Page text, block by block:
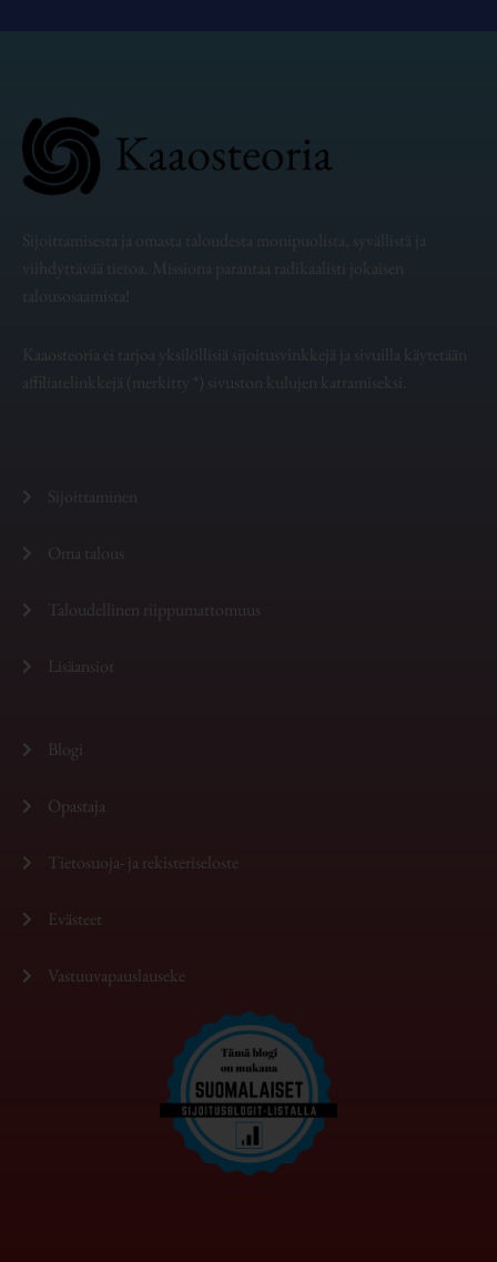
Sijoittamisesta ja omasta taloudesta monipuolista, syvällistä ja
viihdyttävää tietoa. Missiona parantaa radikaalisti jokaisen
talousosaamista!
Kaaosteoria ei tarjoa yksilöllisiä sijoitusvinkkejä ja sivuilla käytetään
affiliatelinkkejä (merkitty *) sivuston kulujen kattamiseksi.
Sijoittaminen
Oma talous
Taloudellinen riippumattomuus
Lisäansiot
Blogi
Opastaja
Tietosuoja- ja rekisteriseloste
Evästeet
Vastuuvapauslauseke